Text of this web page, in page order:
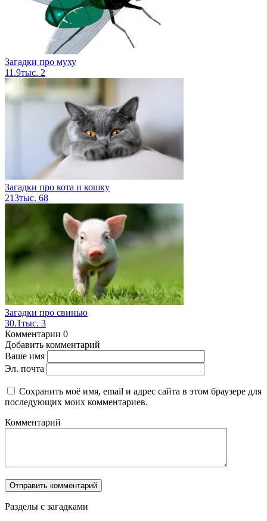
Загадки про муху
11.9тыс. 2
Загадки про кота и кошку
213тыс. 68
Загадки про свинью
30.1тыс. 3
Комментарии 0
Добавить комментарий
Ваше имя
Эл. почта
Сохранить моё имя, email и адрес сайта в этом браузере для
последующих моих комментариев.
Комментарий
Разделы с загадками